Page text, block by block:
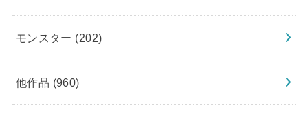
モンスター (202)
他作品 (960)